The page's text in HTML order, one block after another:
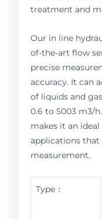
treatment and
Our in line
of-the-art flow
precise
accuracy. It can
of liquids and
0.6 to 5003 m3/
makes it an
applications that
measurement.
Type：